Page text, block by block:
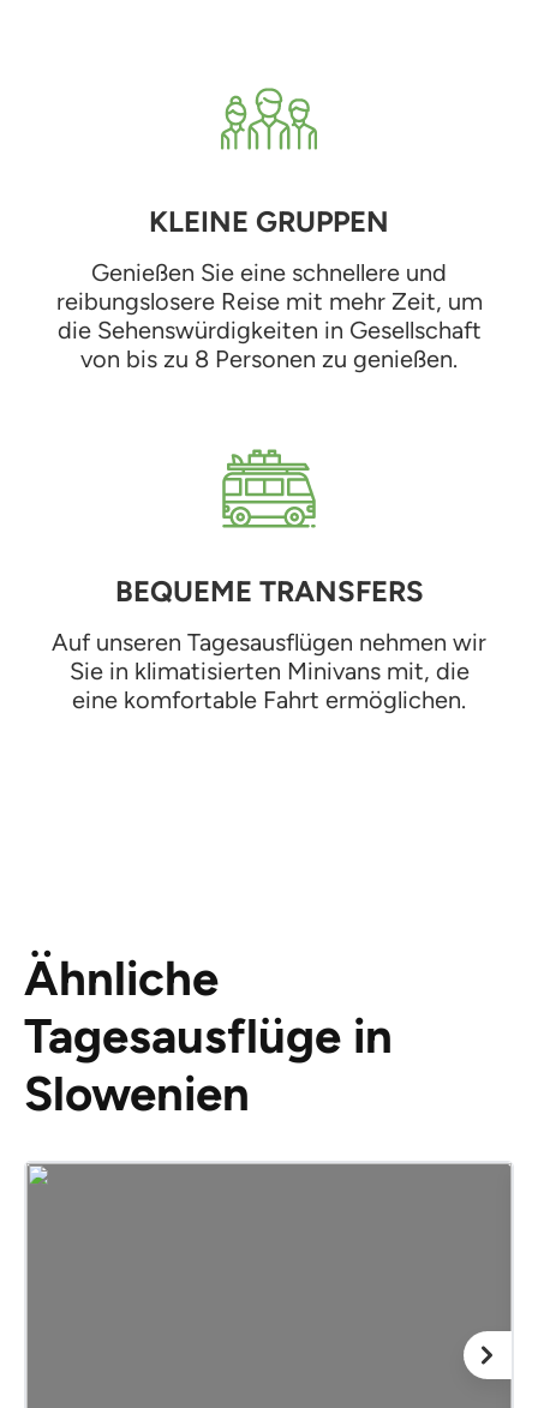
KLEINE GRUPPEN
Genießen Sie eine schnellere und
reibungslosere Reise mit mehr Zeit, um
die Sehenswürdigkeiten in Gesellschaft
von bis zu 8 Personen zu genießen.
BEQUEME TRANSFERS
Auf unseren Tagesausflügen nehmen wir
Sie in klimatisierten Minivans mit, die
eine komfortable Fahrt ermöglichen.
Ähnliche
Tagesausflüge in
Slowenien